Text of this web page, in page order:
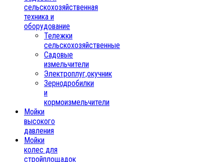
сельскохозяйственная
техника и
оборудование
Тележки
сельскохозяйственные
Садовые
измельчители
Электроплуг,окучник
Зернодробилки
и
кормоизмельчители
Мойки
высокого
давления
Мойки
колес для
стройплощадок